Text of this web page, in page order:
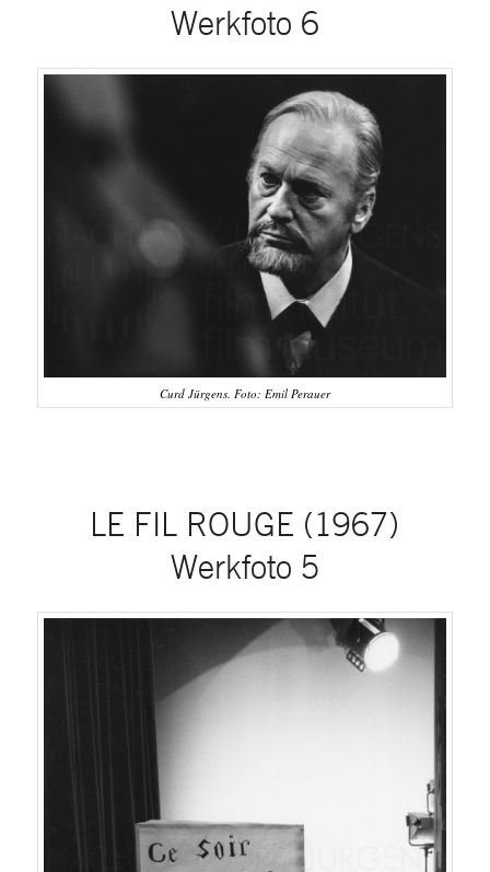
Werkfoto 6
Curd Jürgens. Foto: Emil Perauer
LE FIL ROUGE (1967)
Werkfoto 5